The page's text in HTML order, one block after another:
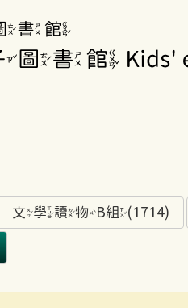
文學讀物B組(1714)